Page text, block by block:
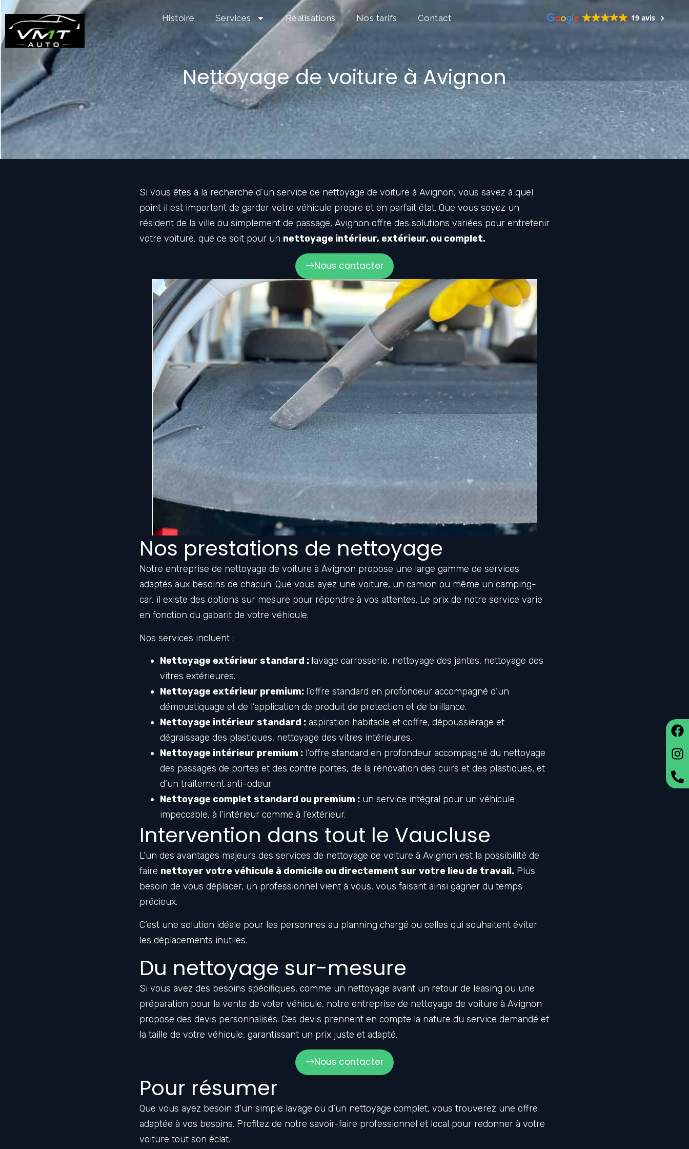
Histoire Services Réalisations Nos tarifs Contact 19 avis
Nettoyage de voiture à Avignon
Si vous êtes à la recherche d’un service de nettoyage de voiture à Avignon, vous savez à quel
point il est important de garder votre véhicule propre et en parfait état. Que vous soyez un
résident de la ville ou simplement de passage, Avignon offre des solutions variées pour entretenir
votre voiture, que ce soit pour un nettoyage intérieur, extérieur, ou complet.
Nous contacter
Nos prestations de nettoyage
Notre entreprise de nettoyage de voiture à Avignon propose une large gamme de services
adaptés aux besoins de chacun. Que vous ayez une voiture, un camion ou même un camping-
car, il existe des options sur mesure pour répondre à vos attentes. Le prix de notre service varie
en fonction du gabarit de votre véhicule.
Nos services incluent :
Nettoyage extérieur standard : lavage carrosserie, nettoyage des jantes, nettoyage des
vitres extérieures.
Nettoyage extérieur premium: l’offre standard en profondeur accompagné d’un
démoustiquage et de l’application de produit de protection et de brillance.
Nettoyage intérieur standard : aspiration habitacle et coffre, dépoussiérage et
dégraissage des plastiques, nettoyage des vitres intérieures.
Nettoyage intérieur premium : l’offre standard en profondeur accompagné du nettoyage
des passages de portes et des contre portes, de la rénovation des cuirs et des plastiques, et
d’un traitement anti-odeur.
Nettoyage complet standard ou premium : un service intégral pour un véhicule
impeccable, à l’intérieur comme à l’extérieur.
Intervention dans tout le Vaucluse
L’un des avantages majeurs des services de nettoyage de voiture à Avignon est la possibilité de
faire nettoyer votre véhicule à domicile ou directement sur votre lieu de travail. Plus
besoin de vous déplacer, un professionnel vient à vous, vous faisant ainsi gagner du temps
précieux.
C’est une solution idéale pour les personnes au planning chargé ou celles qui souhaitent éviter
les déplacements inutiles.
Du nettoyage sur-mesure
Si vous avez des besoins spécifiques, comme un nettoyage avant un retour de leasing ou une
préparation pour la vente de voter véhicule, notre entreprise de nettoyage de voiture à Avignon
propose des devis personnalisés. Ces devis prennent en compte la nature du service demandé et
la taille de votre véhicule, garantissant un prix juste et adapté.
Nous contacter
Pour résumer
Que vous ayez besoin d’un simple lavage ou d’un nettoyage complet, vous trouverez une offre
adaptée à vos besoins. Profitez de notre savoir-faire professionnel et local pour redonner à votre
voiture tout son éclat.